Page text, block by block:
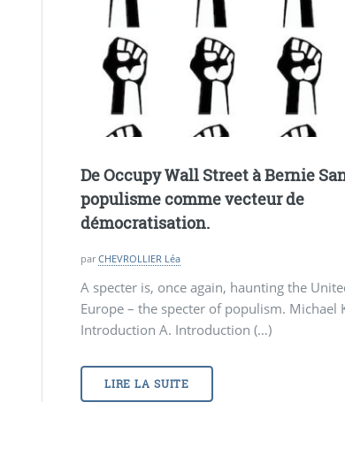
De Occupy Wall Street à Bernie
populisme comme vecteur de
démocratisation.
parCHEVROLLIER Léa
A specter is, once again, haunting the
Europe – the specter of populism. Michael
Introduction A. Introduction (…)
LIRE LA SUITE